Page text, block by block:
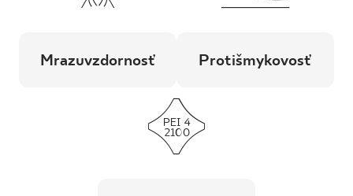
Mrazuvzdornosť Protišmykovosť